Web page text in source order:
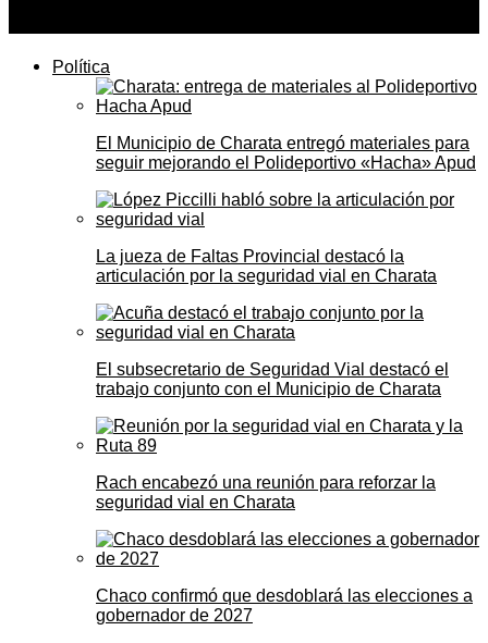
Política
El Municipio de Charata entregó materiales para
seguir mejorando el Polideportivo «Hacha» Apud
La jueza de Faltas Provincial destacó la
articulación por la seguridad vial en Charata
El subsecretario de Seguridad Vial destacó el
trabajo conjunto con el Municipio de Charata
Rach encabezó una reunión para reforzar la
seguridad vial en Charata
Chaco confirmó que desdoblará las elecciones a
gobernador de 2027